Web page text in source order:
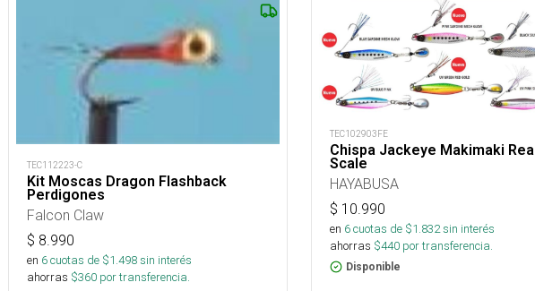
TEC112223-C
Kit Moscas Dragon Flashback
Perdigones
Falcon Claw
$ 8.990
en 6cuotas de $1.498sin interés
ahorras $360 por transferencia.
TEC102903FE
Chispa Jackeye Makimaki Real
Scale
HAYABUSA
$ 10.990
en 6cuotas de $1.832sin interés
ahorras $440 por transferencia.
Disponible